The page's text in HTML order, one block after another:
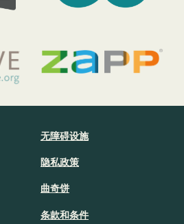
无障碍设施
隐私政策
曲奇饼
条款和条件